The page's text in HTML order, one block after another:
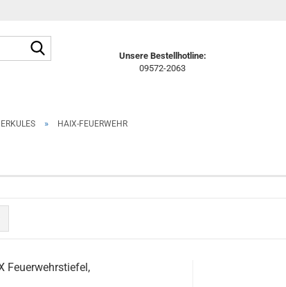
Unsere Bestellhotline:
09572-2063
» HAIX-FEUERWEHR
Feuerwehrstiefel,